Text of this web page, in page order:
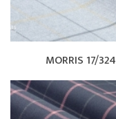
MORRIS 17/324